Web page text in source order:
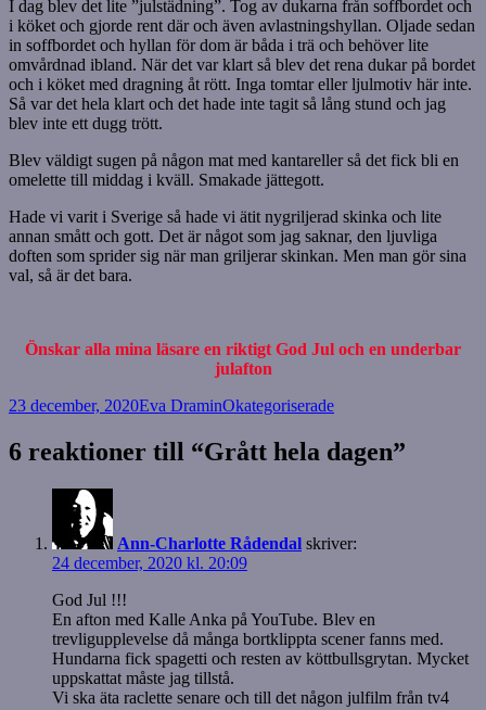
I dag blev det lite ”julstädning”. Tog av dukarna från soffbordet och
i köket och gjorde rent där och även avlastningshyllan. Oljade sedan
in soffbordet och hyllan för dom är båda i trä och behöver lite
omvårdnad ibland. När det var klart så blev det rena dukar på bordet
och i köket med dragning åt rött. Inga tomtar eller ljulmotiv här inte.
Så var det hela klart och det hade inte tagit så lång stund och jag
blev inte ett dugg trött.
Blev väldigt sugen på någon mat med kantareller så det fick bli en
omelette till middag i kväll. Smakade jättegott.
Hade vi varit i Sverige så hade vi ätit nygriljerad skinka och lite
annan smått och gott. Det är något som jag saknar, den ljuvliga
doften som sprider sig när man griljerar skinkan. Men man gör sina
val, så är det bara.
Önskar alla mina läsare en riktigt God Jul och en underbar
julafton
Postat
23 december, 2020Författare
Eva DraminKategorier
Okategoriserade
6 reaktioner till “Grått hela dagen”
Ann-Charlotte Rådendal skriver:
24 december, 2020 kl. 20:09
God Jul !!!
En afton med Kalle Anka på YouTube. Blev en
trevligupplevelse då många bortklippta scener fanns med.
Hundarna fick spagetti och resten av köttbullsgrytan. Mycket
uppskattat måste jag tillstå.
Vi ska äta raclette senare och till det någon julfilm från tv4